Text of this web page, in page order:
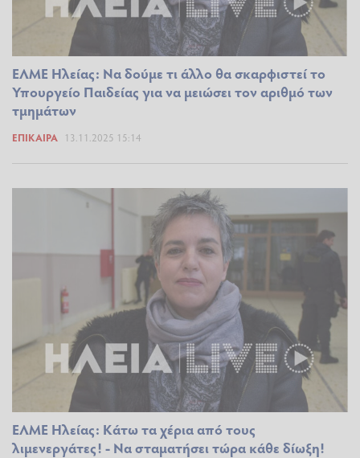
ΕΛΜΕ Ηλείας: Να δούμε τι άλλο θα σκαρφιστεί το
Υπουργείο Παιδείας για να μειώσει τον αριθμό των
τμημάτων
ΕΠΊΚΑΙΡΑ 13.11.2025 15:14
ΕΛΜΕ Ηλείας: Κάτω τα χέρια από τους
λιμενεργάτες! - Να σταματήσει τώρα κάθε δίωξη!